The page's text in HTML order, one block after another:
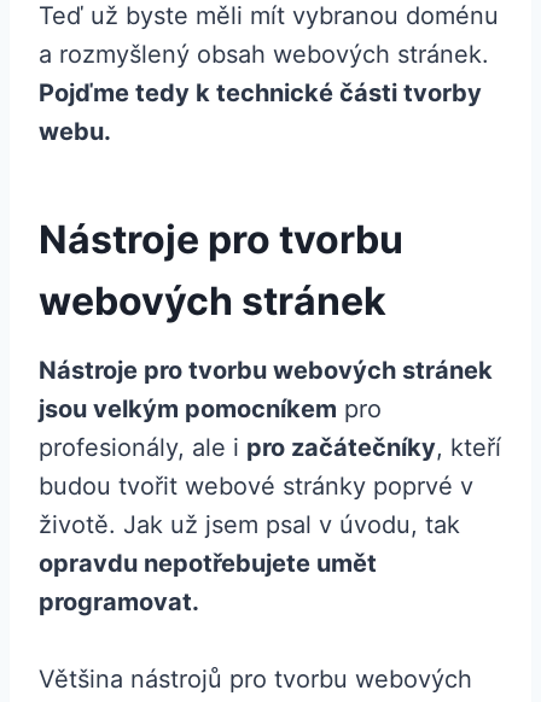
Teď už byste měli mít vybranou doménu
a rozmyšlený obsah webových stránek.
Pojďme tedy k technické části tvorby
webu.
Nástroje pro tvorbu
webových stránek
Nástroje pro tvorbu webových stránek
jsou velkým pomocníkem pro
profesionály, ale i pro začátečníky, kteří
budou tvořit webové stránky poprvé v
životě. Jak už jsem psal v úvodu, tak
opravdu nepotřebujete umět
programovat.
Většina nástrojů pro tvorbu webových